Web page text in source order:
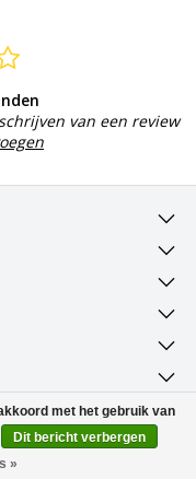
van een review
Powered byLightspeed
Media
met het gebruik van
Dit bericht verbergen
»